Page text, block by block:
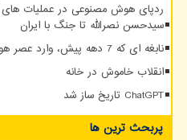
ردپای هوش مصنوعی در عملیات های
سیدحسن نصرالله تا جنگ با ایران
نابغه ای که 7 دهه پیش، وارد عصر هوش مصنوعی شد
انقلاب خاموش در خانه
ChatGPT تاریخ ساز شد
پربحث ترین ها